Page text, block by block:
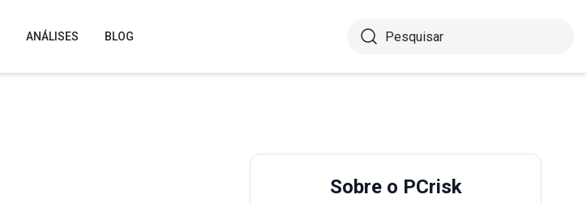
ANÁLISES BLOG
Sobre o PCrisk